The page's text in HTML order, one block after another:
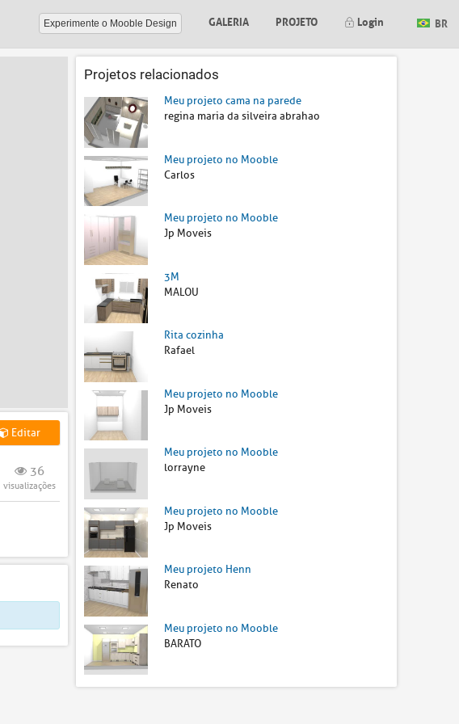
Experimente o Mooble Design GALERIA PROJETO Login BR
Editar
36
visualizações
Projetos relacionados
Meu projeto cama na parede
regina maria da silveira abrahao
Meu projeto no Mooble
Carlos
Meu projeto no Mooble
Jp Moveis
3M
MALOU
Rita cozinha
Rafael
Meu projeto no Mooble
Jp Moveis
Meu projeto no Mooble
lorrayne
Meu projeto no Mooble
Jp Moveis
Meu projeto Henn
Renato
Meu projeto no Mooble
BARATO